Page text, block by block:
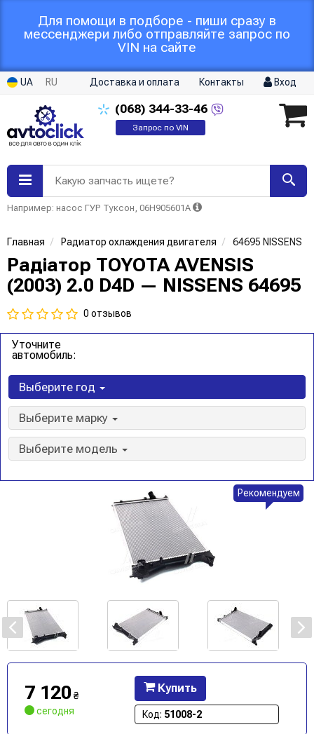
Для помощи в подборе - пиши сразу в
мессенджери либо отправляйте запрос по
VIN на сайте
UA RU Доставка и оплата Контакты Вход
(068) 344-33-46
Запрос по VIN
Какую запчасть ищете?
Например: насос ГУР Туксон, 06H905601A
Главная Радиатор охлаждения двигателя 64695 NISSENS
Радіатор TOYOTA AVENSIS
(2003) 2.0 D4D — NISSENS 64695
0 отзывов
Уточните
автомобиль:
Выберите год
Выберите марку
Выберите модель
Рекомендуем
7 120 ₴
сегодня
Купить
Код: 51008-2